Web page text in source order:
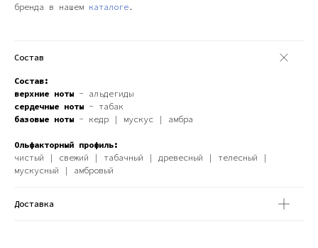
бренда в нашем каталоге .
Состав
Состав:
верхние ноты - альдегиды
сердечные ноты - табак
базовые ноты - кедр | мускус | амбра
Ольфакторный профиль:
чистый | свежий | табачный | древесный | телесный |
мускусный | амбровый
Доставка